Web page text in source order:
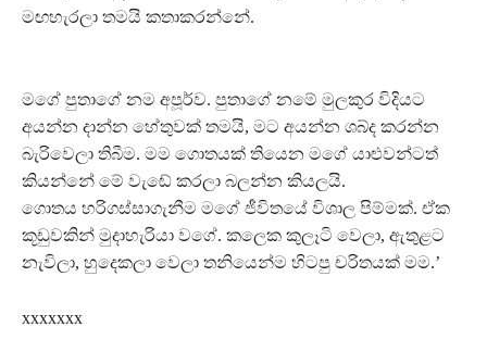
මඟහැරලා තමයි කතාකරන්නේ.
මගේ පුතාගේ නම අපූර්ව. පුතාගේ නමේ මුලකුර විදියට
අයන්න දාන්න හේතුවක් තමයි, මට අයන්න ශබ්ද කරන්න
බැරිවෙලා තිබීම. මම ගොතයක් තියෙන මගේ යාළුවන්ටත්
කියන්නේ මේ වැඬේ කරලා බලන්න කියලයි.
ගොතය හරිගස්සාගැනීම මගේ ජීවිතයේ විශාල පිම්මක්. ඒක
කූඩුවකින් මුදාහැරියා වගේ. කලෙක කුලෑටි වෙලා, ඇතුළට
නැවිලා, හුදෙකලා වෙලා තනියෙන්ම හිටපු චරිතයක් මම.’
xxxxxxx